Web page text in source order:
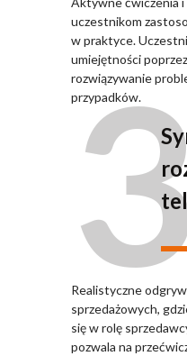
uczestnikom
w praktyce.
umiejętności
rozwiązywanie
przypadków.
Realistyczne
sprzedażowych,
się w rolę
pozwala na